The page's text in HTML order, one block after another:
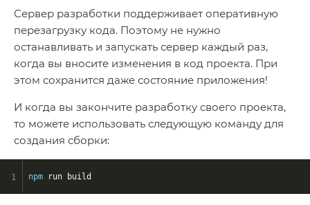
Сервер разработки поддерживает оперативную
перезагрузку кода. Поэтому не нужно
останавливать и запускать сервер каждый раз,
когда вы вносите изменения в код проекта. При
этом сохранится даже состояние приложения!
И когда вы закончите разработку своего проекта,
то можете использовать следующую команду для
создания сборки:
npm run build